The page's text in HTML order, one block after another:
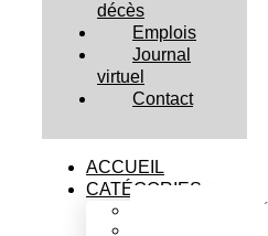
décès
Emplois
Journal
virtuel
Contact
ACCUEIL
CATÉGORIES